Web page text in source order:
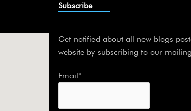
Subscribe
Get notified about all new blogs
website by subscribing to our
Email*